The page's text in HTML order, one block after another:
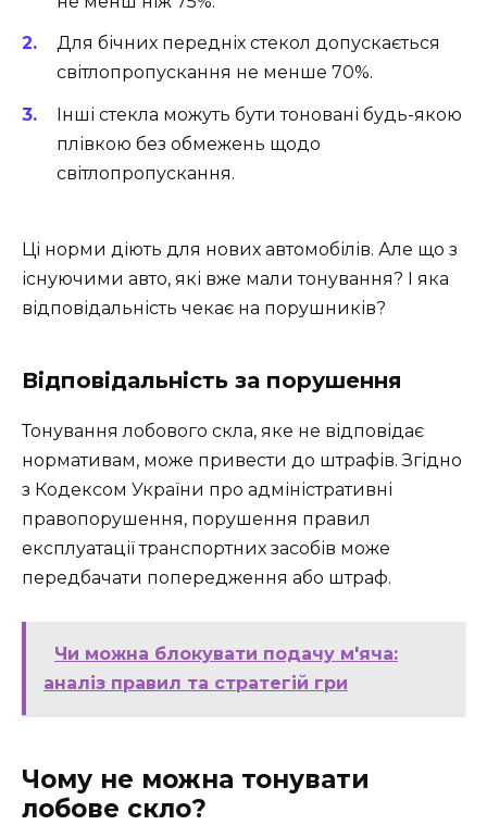
Для бічних передніх стекол допускається
світлопропускання не менше 70%.
Інші стекла можуть бути тоновані будь-якою
плівкою без обмежень щодо
світлопропускання.
Ці норми діють для нових автомобілів. Але що з
існуючими авто, які вже мали тонування? І яка
відповідальність чекає на порушників?
Відповідальність за порушення
Тонування лобового скла, яке не відповідає
нормативам, може привести до штрафів. Згідно
з Кодексом України про адміністративні
правопорушення, порушення правил
експлуатації транспортних засобів може
передбачати попередження або штраф.
Чи можна блокувати подачу м'яча:
аналіз правил та стратегій гри
Чому не можна тонувати
лобове скло?